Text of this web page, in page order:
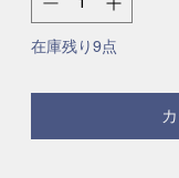
在庫残り9点